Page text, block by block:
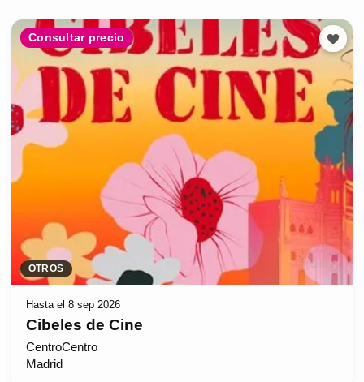
Consultar precio
OTROS
Hasta el 8 sep 2026
Cibeles de Cine
CentroCentro
Madrid